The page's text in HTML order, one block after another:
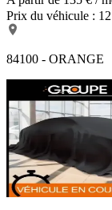
Prix du véhicule :
84100 - ORANGE